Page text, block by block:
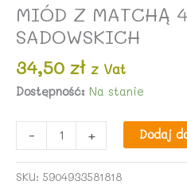
MIÓD Z MATCHĄ
SADOWSKICH
34,50 zł z Vat
Dostępność: Na stanie
-
MIÓD
Z
+ Dodaj
SKU: 5904933581818